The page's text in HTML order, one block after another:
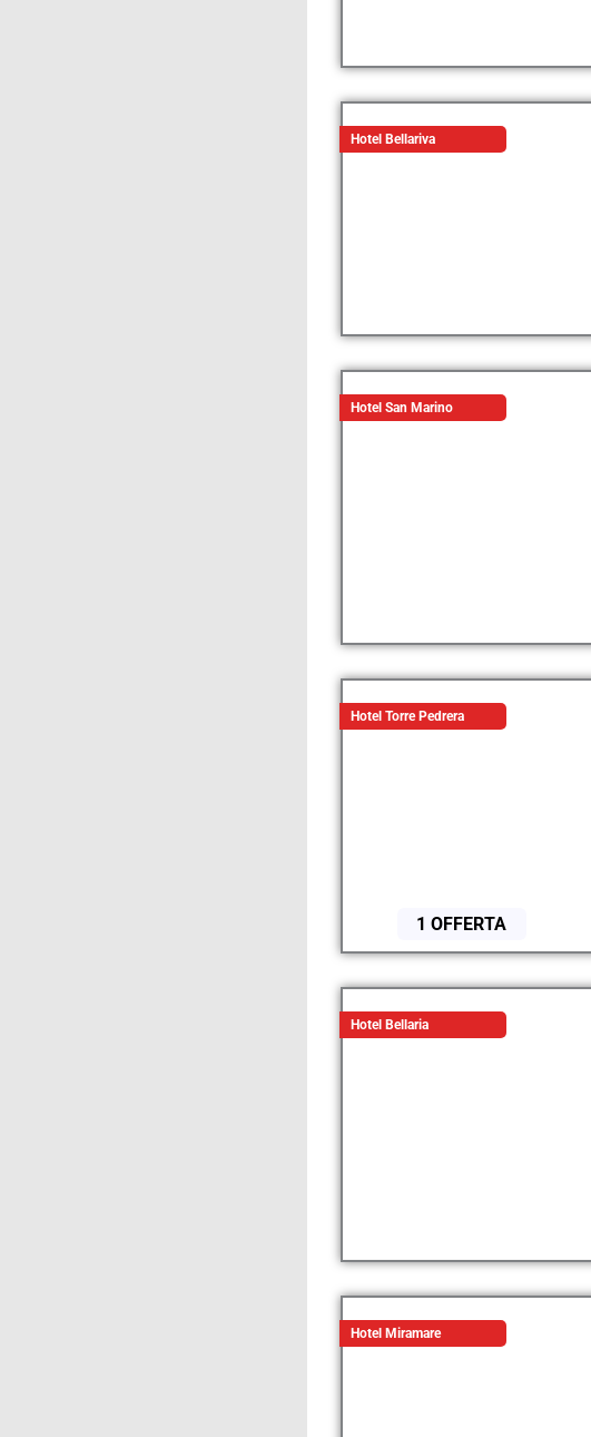
Hotel Bellariva
Hotel San Marino
1 OFFERTA
Hotel Torre Pedrera
Hotel Bellaria
Hotel Miramare